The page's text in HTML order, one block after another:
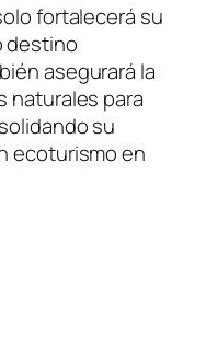
fortalecerá su
destino
asegurará la
naturales para
su
ecoturismo en